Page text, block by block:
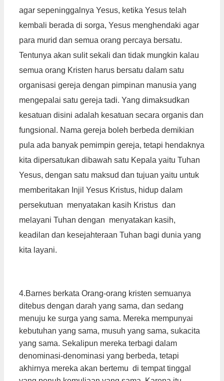
agar sepeninggalnya Yesus, ketika Yesus telah
kembali berada di sorga, Yesus menghendaki agar
para murid dan semua orang percaya bersatu.
Tentunya akan sulit sekali dan tidak mungkin kalau
semua orang Kristen harus bersatu dalam satu
organisasi gereja dengan pimpinan manusia yang
mengepalai satu gereja tadi. Yang dimaksudkan
kesatuan disini adalah kesatuan secara organis dan
fungsional. Nama gereja boleh berbeda demikian
pula ada banyak pemimpin gereja, tetapi hendaknya
kita dipersatukan dibawah satu Kepala yaitu Tuhan
Yesus, dengan satu maksud dan tujuan yaitu untuk
memberitakan Injil Yesus Kristus, hidup dalam
persekutuan menyatakan kasih Kristus dan
melayani Tuhan dengan menyatakan kasih,
keadilan dan kesejahteraan Tuhan bagi dunia yang
kita layani.
4.Barnes berkata Orang-orang kristen semuanya
ditebus dengan darah yang sama, dan sedang
menuju ke surga yang sama. Mereka mempunyai
kebutuhan yang sama, musuh yang sama, sukacita
yang sama. Sekalipun mereka terbagi dalam
denominasi-denominasi yang berbeda, tetapi
akhirnya mereka akan bertemu di tempat tinggal